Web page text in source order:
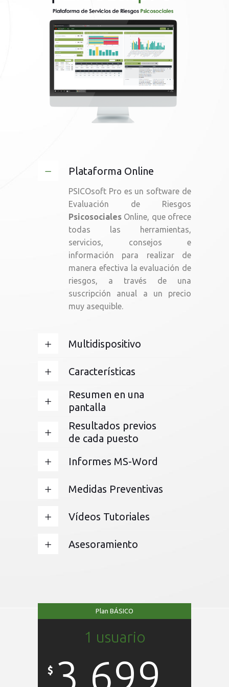
Plataforma Online
PSICOsoft Pro es un software de
Evaluación de Riesgos
Psicosociales Online, que ofrece
todas las herramientas,
servicios, consejos e
información para realizar de
manera efectiva la evaluación de
riesgos, a través de una
suscripción anual a un precio
muy asequible.
Multidispositivo
Características
Resumen en una
pantalla
Resultados previos
de cada puesto
Informes MS-Word
Medidas Preventivas
Vídeos Tutoriales
Asesoramiento
Plan BÁSICO
1 usuario
$ 3.699